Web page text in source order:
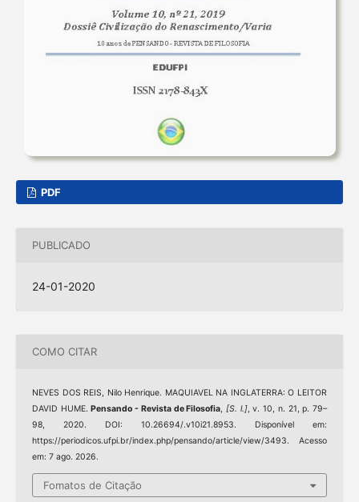
PDF
PUBLICADO
24-01-2020
COMO CITAR
NEVES DOS REIS, Nilo Henrique. MAQUIAVEL NA INGLATERRA: O LEITOR
DAVID HUME.Pensando - Revista de Filosofia,[S. l.], v. 10, n. 21, p. 79–
98, 2020. DOI: 10.26694/.v10i21.8953. Disponível em:
https://periodicos.ufpi.br/index.php/pensando/article/view/3493. Acesso
em: 7 ago. 2026.
Fomatos de Citação